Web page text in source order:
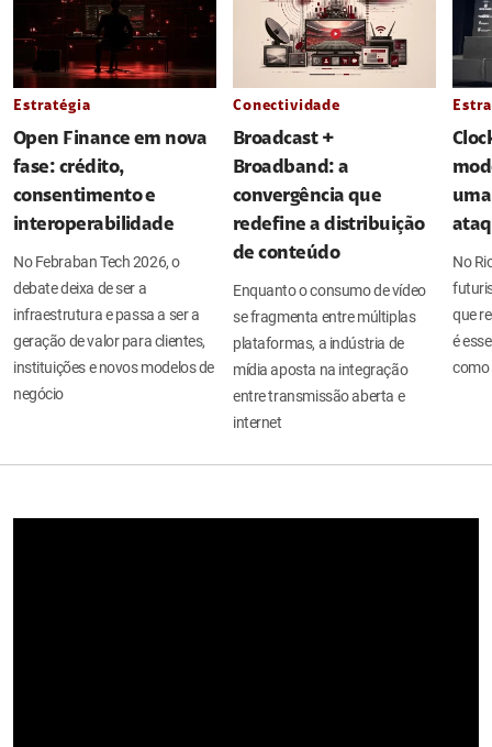
Estratégia
Open Finance em nova
fase: crédito,
consentimento e
interoperabilidade
No Febraban Tech 2026, o
debate deixa de ser a
infraestrutura e passa a ser a
geração de valor para clientes,
instituições e novos modelos de
negócio
Conectividade
Broadcast +
Broadband: a
convergência que
redefine a distribuição
de conteúdo
Enquanto o consumo de vídeo
se fragmenta entre múltiplas
plataformas, a indústria de
mídia aposta na integração
entre transmissão aberta e
internet
No
que
é
como